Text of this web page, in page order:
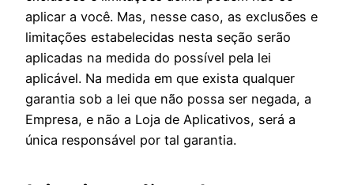
aplicar a você. Mas, nesse caso, as exclusões e
limitações estabelecidas nesta seção serão
aplicadas na medida do possível pela lei
aplicável. Na medida em que exista qualquer
garantia sob a lei que não possa ser negada, a
Empresa, e não a Loja de Aplicativos, será a
única responsável por tal garantia.